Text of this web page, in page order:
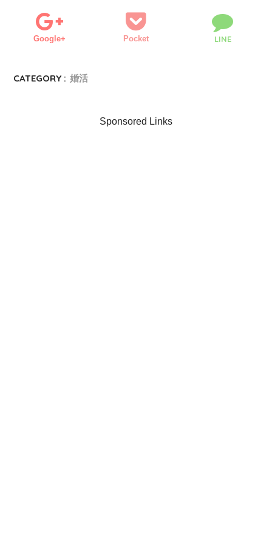
Google+ Pocket LINE
CATEGORY : 婚活
Sponsored Links